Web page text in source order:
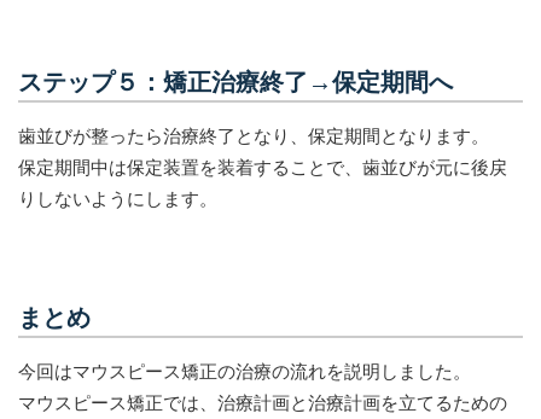
ステップ５：矯正治療終了→保定期間へ
歯並びが整ったら治療終了となり、保定期間となります。
保定期間中は保定装置を装着することで、歯並びが元に後戻
りしないようにします。
まとめ
今回はマウスピース矯正の治療の流れを説明しました。
マウスピース矯正では、治療計画と治療計画を立てるための